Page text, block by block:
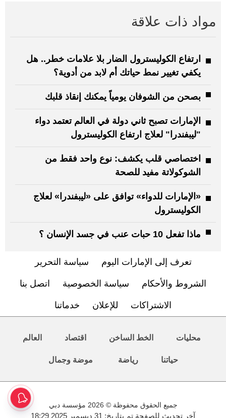
مواد ذات علاقة
ارتفاع الكوليسترول الضار بلا علامات خطر.. هل
يكفي تغيير نمط حياتك أم لابد من أدوية؟
بصحن من الشوفان يومياً يمكنك إنقاذ قلبك
الإمارات تصبح ثاني دولة في العالم تعتمد دواء
"ليبفندرا" لعلاج ارتفاع الكوليسترول
اختصاصي قلب يكشف: نوع واحد فقط من
الشوكولاتة مفيد للصحة
«الإمارات للدواء» توافق على «ليبفندرا» لعلاج
الكوليسترول
ماذا تفعل 10 حبات عنب في جسد الإنسان ؟
تعرف إلى الإمارات اليوم سياسة التحرير
الشروط والأحكام سياسة الخصوصية اتصل بنا
الاشتراكات للإعلان خدماتنا
محليات الخط الساخن اقتصاد العالم
حياتنا رياضة موضة وجمال
جميع الحقوق محفوظة © 2026 مؤسسة دبي
آخر تحديث للصفحة تم بتاريخ: 31 ديسمبر 2025 18:29